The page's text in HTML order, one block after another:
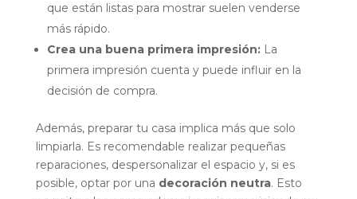
que están listas para mostrar suelen venderse
más rápido.
Crea una buena primera impresión:La
primera impresión cuenta y puede influir en la
decisión de compra.
Además, preparar tu casa implica más que solo
limpiarla. Es recomendable realizar pequeñas
reparaciones, despersonalizar el espacio y, si es
posible, optar por una decoración neutra. Esto